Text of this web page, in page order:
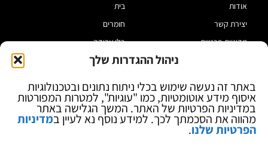
ניהול ההגדרות שלך
באתר זה נעשה שימוש בכלי ניתוח נתונים ובטכנולוגיות
איסוף מידע אוטומטיות, כמו "עוגיות", למטרות המפורטות
במדיניות הפרטיות של האתר. המשך הגלישה באתר
מהווה את הסכמתך לכך. למידע נוסף נא לעיין במדיניות
הפרטיות שלנו.
אודות
יצירת קשר
מדיניות פרטיות
בלוג
בית
חומרים
כלי עבודה
מוצרי הלחמה
ספקי כח ומודדים
ציוד אופטי להגדלה